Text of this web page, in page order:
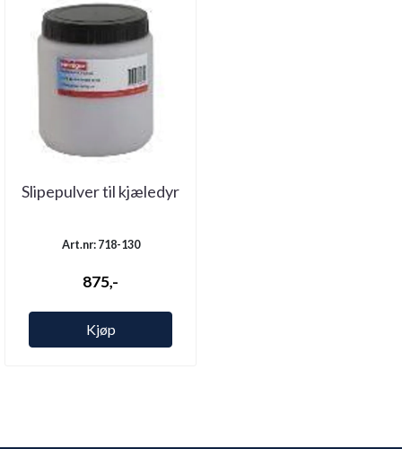
Slipepulver til kjæledyr
Art.nr: 718-130
875,-
Kjøp